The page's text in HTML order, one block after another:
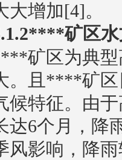
大增加[4]。
矿区
矿区为典型
。且****矿区
候特征。由
达6个月，降
风影响，降